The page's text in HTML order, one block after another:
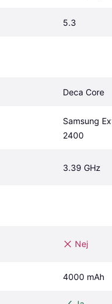
5.3
Deca Core
Samsung
2400
3.39 GHz
Nej
4000 mAh